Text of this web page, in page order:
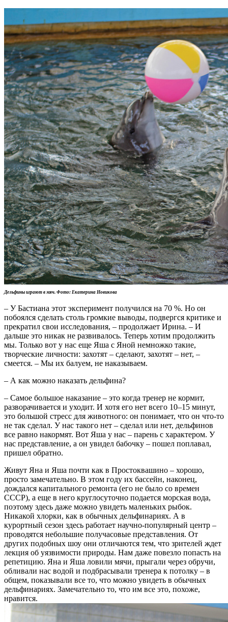
Дельфины играют в мяч. Фото: Екатерина Новикова
– У Бастиана этот эксперимент получился на 70 %. Но он
побоялся сделать столь громкие выводы, подвергся критике и
прекратил свои исследования, – продолжает Ирина. – И
дальше это никак не развивалось. Теперь хотим продолжить
мы. Только вот у нас еще Яша с Яной немножко такие,
творческие личности: захотят – сделают, захотят – нет, –
смеется. – Мы их балуем, не наказываем.
– А как можно наказать дельфина?
– Самое большое наказание – это когда тренер не кормит,
разворачивается и уходит. И хотя его нет всего 10–15 минут,
это большой стресс для животного: он понимает, что он что-то
не так сделал. У нас такого нет – сделал или нет, дельфинов
все равно накормят. Вот Яша у нас – парень с характером. У
нас представление, а он увидел бабочку – пошел поплавал,
пришел обратно.
Живут Яна и Яша почти как в Простоквашино – хорошо,
просто замечательно. В этом году их бассейн, наконец,
дождался капитального ремонта (его не было со времен
СССР), а еще в него круглосуточно подается морская вода,
поэтому здесь даже можно увидеть маленьких рыбок.
Никакой хлорки, как в обычных дельфинариях. А в
курортный сезон здесь работает научно-популярный центр –
проводятся небольшие получасовые представления. От
других подобных шоу они отличаются тем, что зрителей ждет
лекция об уязвимости природы. Нам даже повезло попасть на
репетицию. Яна и Яша ловили мячи, прыгали через обручи,
обливали нас водой и подбрасывали тренера к потолку – в
общем, показывали все то, что можно увидеть в обычных
дельфинариях. Замечательно то, что им все это, похоже,
нравится.